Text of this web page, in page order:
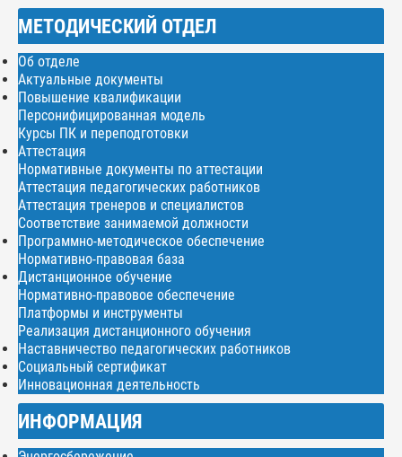
МЕТОДИЧЕСКИЙ ОТДЕЛ
Об отделе
Актуальные документы
Повышение квалификации
Персонифицированная модель
Курсы ПК и переподготовки
Аттестация
Нормативные документы по аттестации
Аттестация педагогических работников
Аттестация тренеров и специалистов
Соответствие занимаемой должности
Программно-методическое обеспечение
Нормативно-правовая база
Дистанционное обучение
Нормативно-правовое обеспечение
Платформы и инструменты
Реализация дистанционного обучения
Наставничество педагогических работников
Социальный сертификат
Инновационная деятельность
ИНФОРМАЦИЯ